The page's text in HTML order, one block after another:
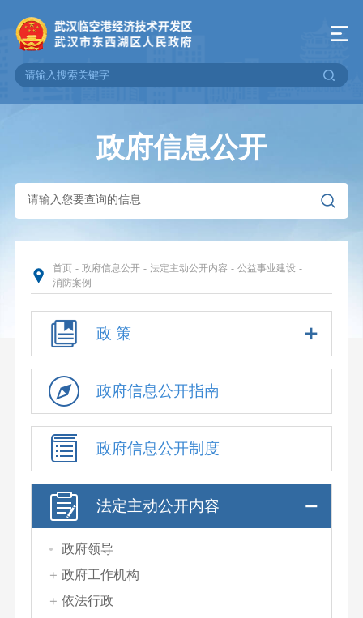
政府信息公开
首页 - 政府信息公开 - 法定主动公开内容 - 公益事业建设 -
消防案例
政 策
政府信息公开指南
政府信息公开制度
法定主动公开内容
政府领导
政府工作机构
依法行政